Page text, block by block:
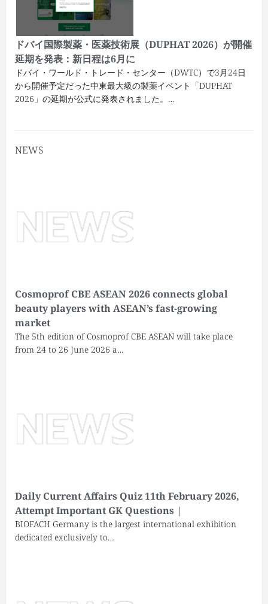
ドバイ国際製薬・医薬技術展（DUPHAT 2026）が開催
延期を発表：新日程は6月に
ドバイ・ワールド・トレード・センター（DWTC）で3月24日
から開催予定だった中東最大級の製薬イベント「DUPHAT
2026」の延期が公式に発表されました。…
NEWS
Cosmoprof CBE ASEAN 2026 connects global
beauty players with ASEAN’s fast-growing
market
The 5th edition of Cosmoprof CBE ASEAN will take place
from 24 to 26 June 2026 a…
Daily Current Affairs Quiz 11th February 2026,
Attempt Important GK Questions |
BIOFACH Germany is the largest international exhibition
dedicated exclusively to…